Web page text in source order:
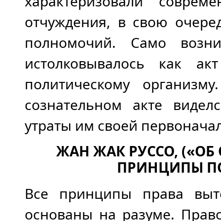
отчуждения, в свою
полномочий. Само
истолковывалось как
политическому
сознательном акте
утраты им своей
ЖАН ЖАК РУССО,
ПРИНЦИПЫ
Все принципы права
основаны на разуме.